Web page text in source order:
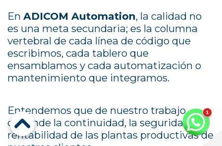
En ADICOM Automation, la calidad no
es una meta secundaria; es la columna
vertebral de cada línea de código que
escribimos, cada tablero que
ensamblamos y cada automatización o
mantenimiento que integramos.
Entendemos que de nuestro trabajo
depende la continuidad, la seguridad y la
rentabilidad de las plantas productivas de